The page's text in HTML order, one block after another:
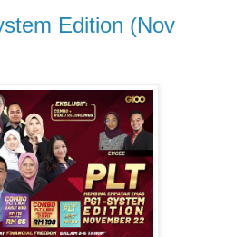
Edition (Nov